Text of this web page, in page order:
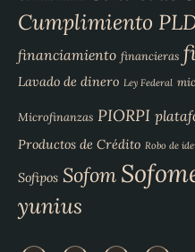
Cumplimiento
financiamiento financieras
Lavado de dinero Ley Federal
Microfinanzas PIORPI
Productos de Crédito Robo de
Sofipos Sofom
yunius